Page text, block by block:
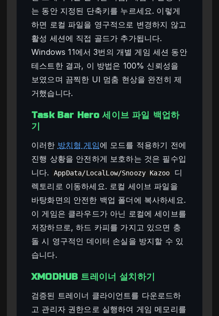
는 동안 지정된 단축키를 누르세요. 이렇게
하면 로컬 파일을 영구적으로 변경하지 않고
활성 세션에 직접 골드가 추가됩니다.
Windows 11에서 3번의 개별 게임 세션 동안
테스트한 결과, 이 방법은 100% 신뢰성을
보였으며 끔찍한 UI 멈춤 현상을 완전히 제
거했습니다.
Task Bar Hero 세이브 파일 백업하
기
이러한 방치형 게임에 모드를 적용하기 전에
진행 상황을 안전하게 보호하는 것은 필수입
니다.
AppData/LocalLow/Snoozy Kazoo
디
렉토리로 이동하세요. 로컬 세이브 파일을
바탕화면의 안전한 백업 폴더에 복사하세요.
이 게임은 클라우드가 아닌 로컬에 세이브를
저장하므로, 하드 카피를 가지고 있으면 충
돌 시 영구적인 데이터 손실을 방지할 수 있
습니다.
XMODHUB 트레이너 설치하기
검증된 트레이너 클라이언트를 다운로드하
고 관리자 권한으로 실행하여 게임 메모리를